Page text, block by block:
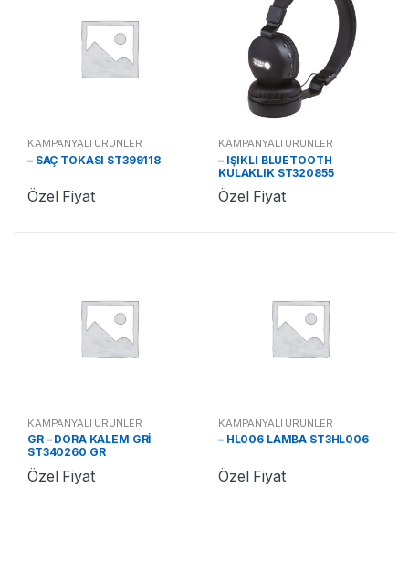
KAMPANYALI ÜRÜNLER
– SAÇ TOKASI ST399118
Özel Fiyat
KAMPANYALI ÜRÜNLER
– IŞIKLI BLUETOOTH
KULAKLIK ST320855
Özel Fiyat
KAMPANYALI ÜRÜNLER
GR – DORA KALEM GRİ
ST340260 GR
Özel Fiyat
KAMPANYALI ÜRÜNLER
– HL006 LAMBA ST3HL006
Özel Fiyat